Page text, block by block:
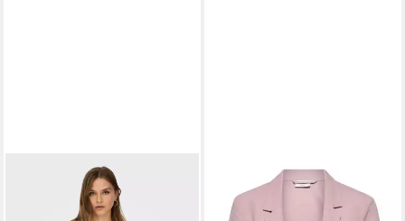
Kurzblazer ONLELLY 3/4
LIFE BLAZER TLR NOOS
Kurzblazer ONLGOA 3/4
UNLINE LINEN BL BLAZER